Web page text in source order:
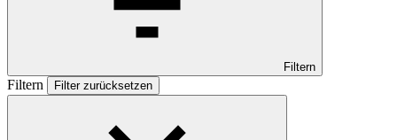
Filtern
Filtern Filter zurücksetzen